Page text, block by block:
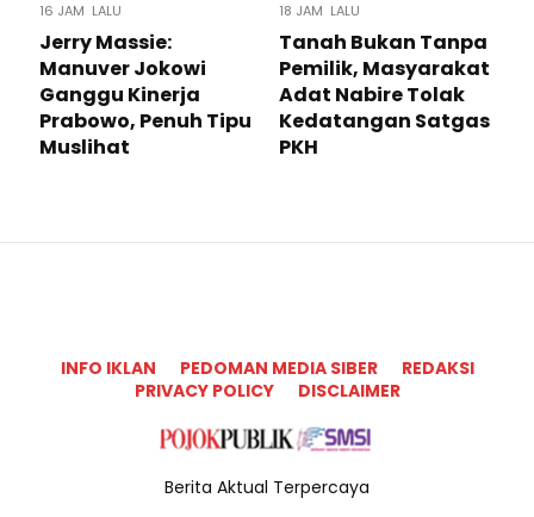
16 JAM LALU
Jerry Massie:
Manuver Jokowi
Ganggu Kinerja
Prabowo, Penuh Tipu
Muslihat
18 JAM LALU
Tanah Bukan Tanpa
Pemilik, Masyarakat
Adat Nabire Tolak
Kedatangan Satgas
PKH
INFO IKLAN PEDOMAN MEDIA SIBER
REDAKSI
PRIVACY POLICY
DISCLAIMER
Berita Aktual Terpercaya